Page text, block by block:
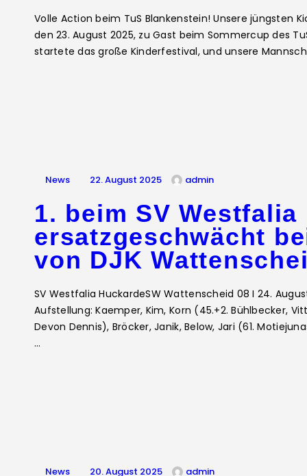
Volle Action beim TuS Blankenstein! Unsere jüngsten
den 23. August 2025, zu Gast beim Sommercup des
startete das große Kinderfestival, und unsere
News 22. August 2025 admin
1. beim SV
ersatzgeschwächt
von DJK
SV Westfalia HuckardeSW Wattenscheid 08 I 24.
Aufstellung: Kaemper, Kim, Korn (45.+2. Bühlbecker,
Devon Dennis), Bröcker, Janik, Below, Jari (61.
…
News 20. August 2025 admin